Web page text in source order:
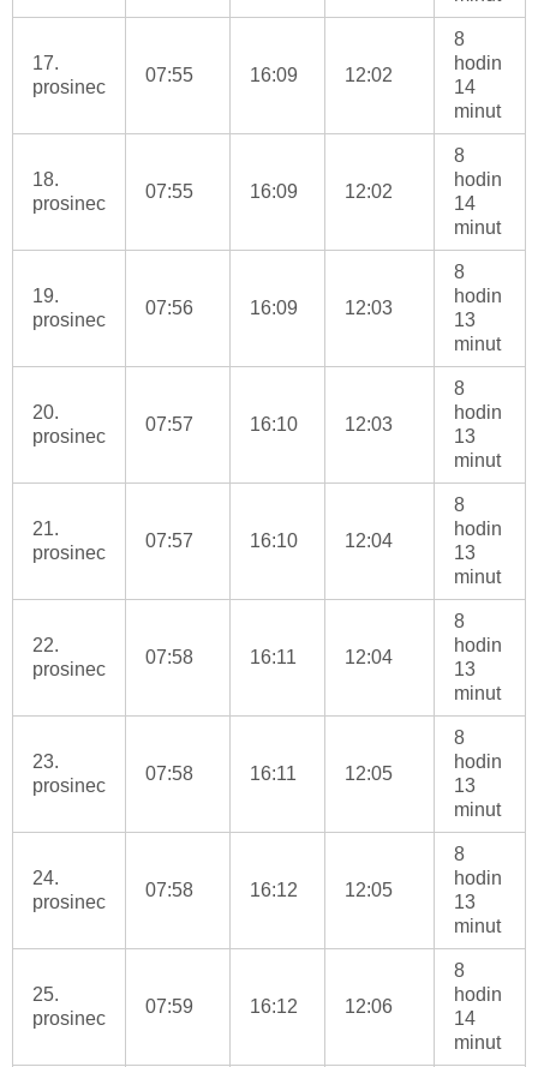
17.
prosinec
07:55 16:09 12:02
8
hodin
14
minut
18.
prosinec
07:55 16:09 12:02
8
hodin
14
minut
19.
prosinec
07:56 16:09 12:03
8
hodin
13
minut
20.
prosinec
07:57 16:10 12:03
8
hodin
13
minut
21.
prosinec
07:57 16:10 12:04
8
hodin
13
minut
22.
prosinec
07:58 16:11 12:04
8
hodin
13
minut
23.
prosinec
07:58 16:11 12:05
8
hodin
13
minut
24.
prosinec
07:58 16:12 12:05
8
hodin
13
minut
25.
prosinec
07:59 16:12 12:06
8
hodin
14
minut